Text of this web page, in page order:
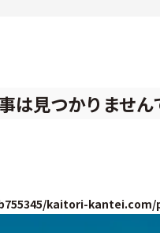
は見つかりません
kaitori-